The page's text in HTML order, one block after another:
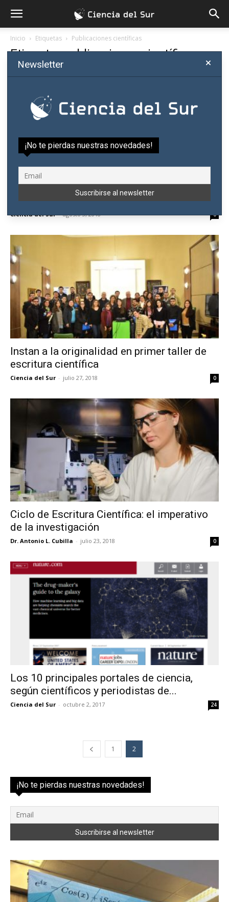
Inicio Etiquetas Publicaciones científicas
Etiqueta: publicaciones científicas
Precisión, claridad y brevedad: claves del
segundo taller de escritura científica
Ciencia del Sur - agosto 3, 2018 0
Instan a la originalidad en primer taller de
escritura científica
Ciencia del Sur - julio 27, 2018 0
Ciclo de Escritura Científica: el imperativo
de la investigación
Dr. Antonio L. Cubilla - julio 23, 2018 0
Los 10 principales portales de ciencia,
según científicos y periodistas de...
Ciencia del Sur - octubre 2, 2017 24
1 2
¡No te pierdas nuestras novedades!
Newsletter
¡No te pierdas nuestras novedades!